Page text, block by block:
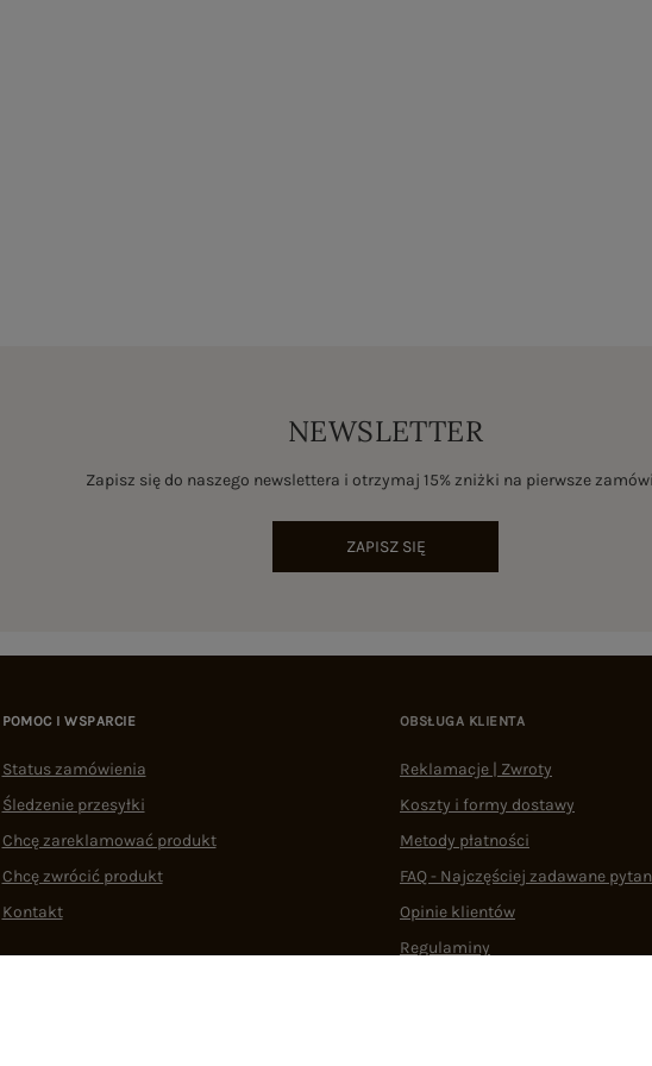
NEWSLETTER
Zapisz się do naszego newslettera i otrzymaj 15% zniżki na pierwsze
ZAPISZ SIĘ
POMOC I WSPARCIE
Status zamówienia
Śledzenie przesyłki
Chcę zareklamować produkt
Chcę zwrócić produkt
Kontakt
OBSŁUGA KLIENTA
Reklamacje | Zwroty
Koszty i formy dostawy
Metody płatności
FAQ - Najczęściej zadawane
Opinie klientów
Regulaminy